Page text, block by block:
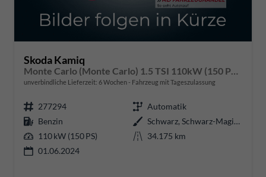
Skoda Kamiq
unverbindliche Lieferzeit: 6 Wochen Fahrzeug mit Tageszulassung
277294
Automatik
Benzin
Schwarz, Schwarz-Magic Perleffekt (1Z)
110 kW (150 PS)
34.175 km
01.06.2024